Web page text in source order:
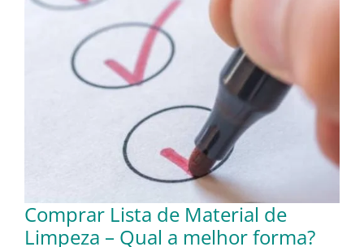
Comprar Lista de Material de
Limpeza – Qual a melhor forma?